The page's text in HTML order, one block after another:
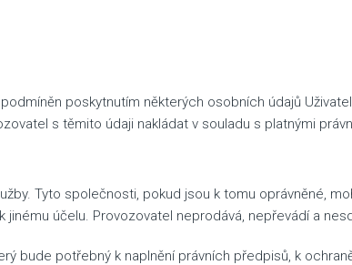
poskytnutím některých osobních údajů
s těmito údaji nakládat v souladu s platnými
Tyto společnosti, pokud jsou k tomu oprávněné,
účelu. Provozovatel neprodává, nepřevádí a
bude potřebný k naplnění právních předpisů, k